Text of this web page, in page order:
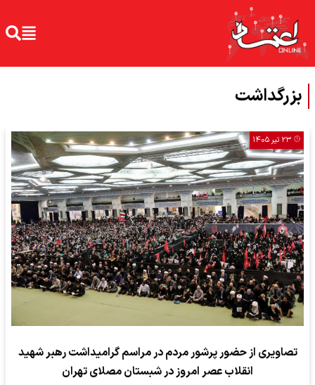
بزرگداشت
۲۳ تیر ۱۴۰۵
تصاویری از حضور پرشور مردم در مراسم گرامیداشت رهبر شهید
انقلاب عصر امروز در شبستان مصلای تهران